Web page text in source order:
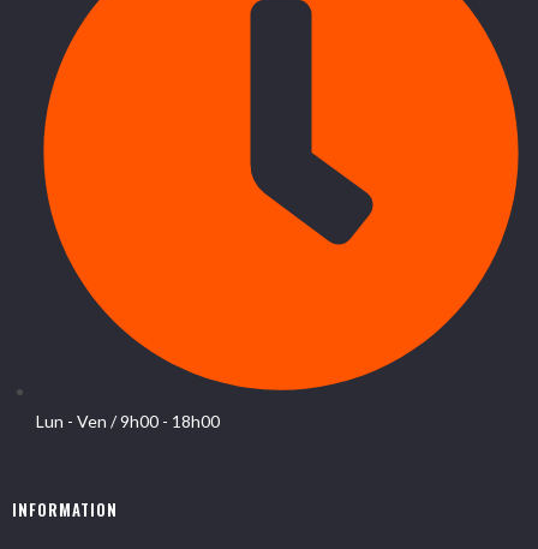
Lun - Ven / 9h00 - 18h00
INFORMATION